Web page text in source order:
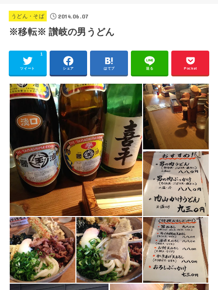
うどん・そば 2014.06.07
※移転※ 讃岐の男うどん
ツイート
1
シェア はてブ 送る Pocket